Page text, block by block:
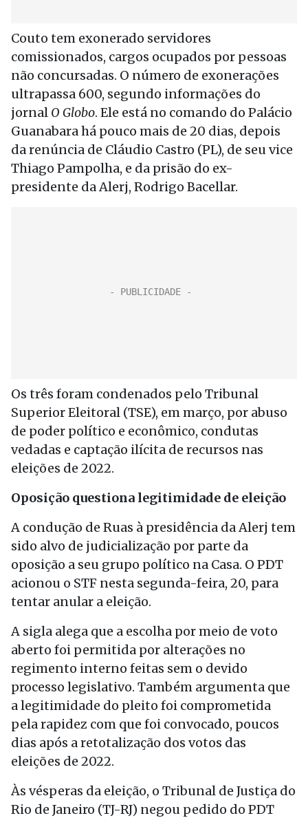
Couto tem exonerado servidores
comissionados, cargos ocupados por pessoas
não concursadas. O número de exonerações
ultrapassa 600, segundo informações do
jornal O Globo. Ele está no comando do Palácio
Guanabara há pouco mais de 20 dias, depois
da renúncia de Cláudio Castro (PL), de seu vice
Thiago Pampolha, e da prisão do ex-
presidente da Alerj, Rodrigo Bacellar.
Os três foram condenados pelo Tribunal
Superior Eleitoral (TSE), em março, por abuso
de poder político e econômico, condutas
vedadas e captação ilícita de recursos nas
eleições de 2022.
Oposição questiona legitimidade de eleição
A condução de Ruas à presidência da Alerj tem
sido alvo de judicialização por parte da
oposição a seu grupo político na Casa. O PDT
acionou o STF nesta segunda-feira, 20, para
tentar anular a eleição.
A sigla alega que a escolha por meio de voto
aberto foi permitida por alterações no
regimento interno feitas sem o devido
processo legislativo. Também argumenta que
a legitimidade do pleito foi comprometida
pela rapidez com que foi convocado, poucos
dias após a retotalização dos votos das
eleições de 2022.
Às vésperas da eleição, o Tribunal de Justiça do
Rio de Janeiro (TJ-RJ) negou pedido do PDT